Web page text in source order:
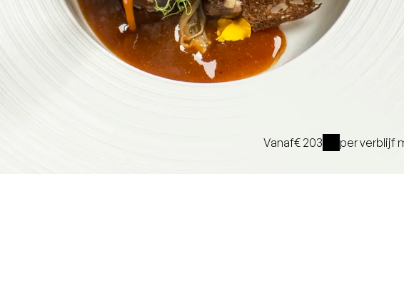
Vanaf€ 203
per verblijf